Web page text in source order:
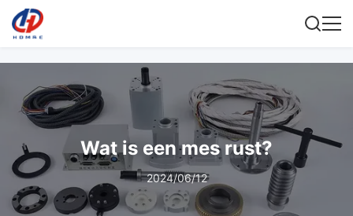
Wat is een mes rust?
2024/06/12